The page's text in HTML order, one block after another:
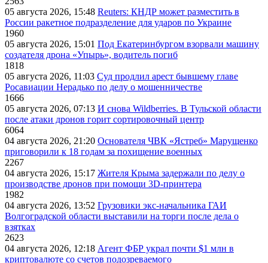
05 августа 2026, 15:48 Reuters: КНДР может разместить в
России ракетное подразделение для ударов по Украине
1960
05 августа 2026, 15:01 Под Екатеринбургом взорвали машину
создателя дрона «Упырь», водитель погиб
1818
05 августа 2026, 11:03 Суд продлил арест бывшему главе
Росавиации Нерадько по делу о мошенничестве
1666
05 августа 2026, 07:13 И снова Wildberries. В Тульской области
после атаки дронов горит сортировочный центр
6064
04 августа 2026, 21:20 Основателя ЧВК «Ястреб» Марущенко
приговорили к 18 годам за похищение военных
2267
04 августа 2026, 15:17 Жителя Крыма задержали по делу о
производстве дронов при помощи 3D‑принтера
1982
04 августа 2026, 13:52 Грузовики экс-начальника ГАИ
Волгоградской области выставили на торги после дела о
взятках
2623
04 августа 2026, 12:18 Агент ФБР украл почти $1 млн в
криптовалюте со счетов подозреваемого